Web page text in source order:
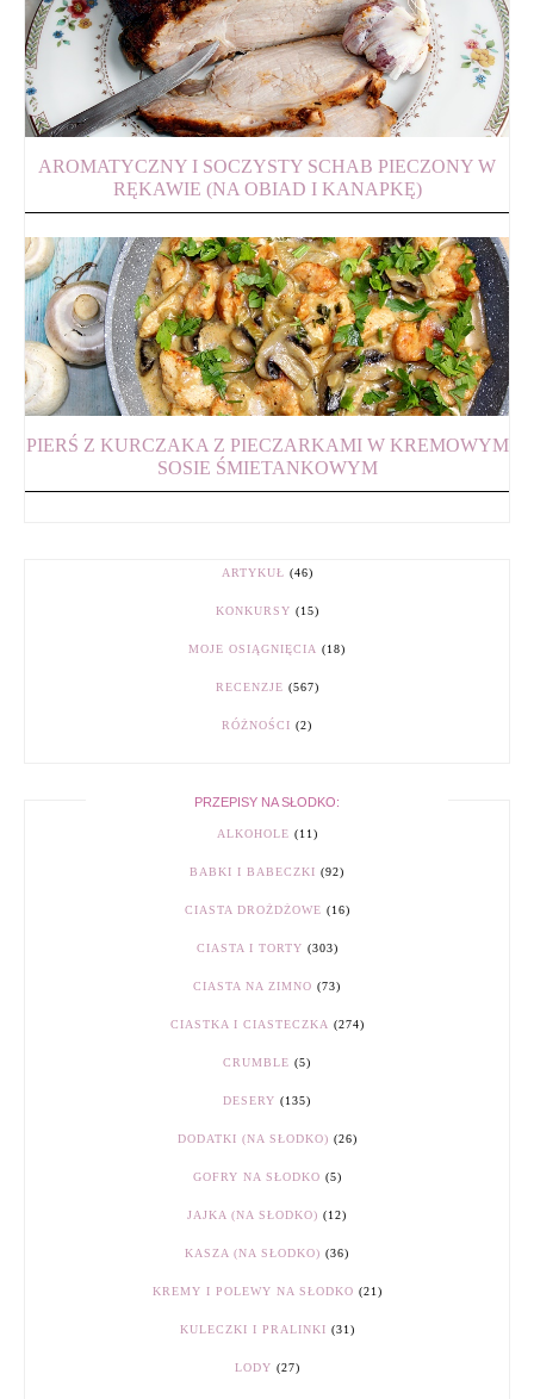
AROMATYCZNY I SOCZYSTY SCHAB PIECZONY W
RĘKAWIE (NA OBIAD I KANAPKĘ)
PIERŚ Z KURCZAKA Z PIECZARKAMI W KREMOWYM
SOSIE ŚMIETANKOWYM
ARTYKUŁ (46)
KONKURSY (15)
MOJE OSIĄGNIĘCIA (18)
RECENZJE (567)
RÓŻNOŚCI (2)
PRZEPISY NA SŁODKO:
ALKOHOLE (11)
BABKI I BABECZKI (92)
CIASTA DROŻDŻOWE (16)
CIASTA I TORTY (303)
CIASTA NA ZIMNO (73)
CIASTKA I CIASTECZKA (274)
CRUMBLE (5)
DESERY (135)
DODATKI (NA SŁODKO) (26)
GOFRY NA SŁODKO (5)
JAJKA (NA SŁODKO) (12)
KASZA (NA SŁODKO) (36)
KREMY I POLEWY NA SŁODKO (21)
KULECZKI I PRALINKI (31)
LODY (27)